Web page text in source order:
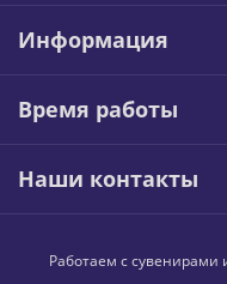
Информация
Время работы
Наши контакты
Работаем с сувенирами